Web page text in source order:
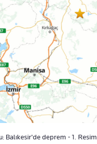
Balıkesir'de deprem - 1. Resim